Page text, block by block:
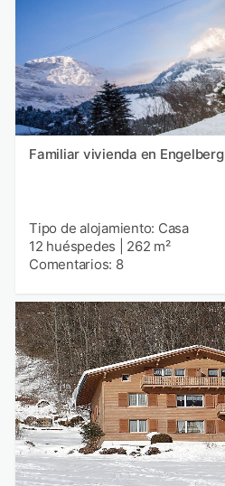
Familiar vivienda en Engelberg
Tipo de alojamiento: Casa
12 huéspedes
262 m²
Comentarios: 8